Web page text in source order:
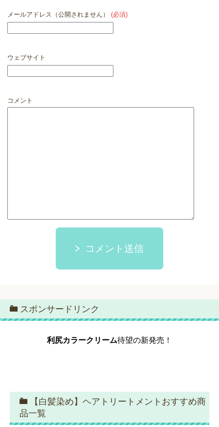
メールアドレス（公開されません） (必須)
ウェブサイト
コメント
コメント送信
スポンサードリンク
利尻カラークリーム待望の新発売！
【白髪染め】ヘアトリートメントおすすめ商
品一覧